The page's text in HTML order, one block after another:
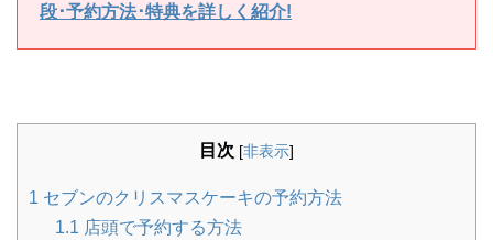
段･予約方法･特典を詳しく紹介!
目次 [非表示]
1 セブンのクリスマスケーキの予約方法
1.1 店頭で予約する方法